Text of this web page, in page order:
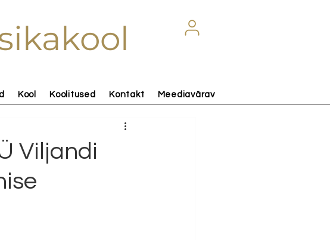
Kool Koolitused Kontakt Meediavärav
Viljandi